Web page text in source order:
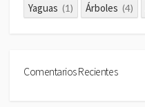
Yaguas (1) Árboles (4)
Comentarios Recientes